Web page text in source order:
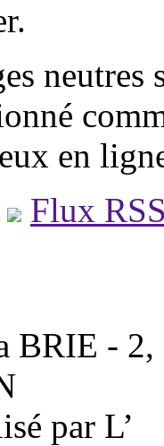
en
Flux
BRIE -
par L’